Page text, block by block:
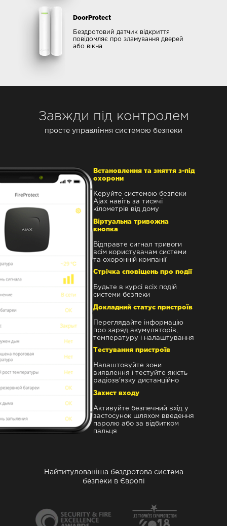
DoorProtect
Бездротовий датчик відкриття
повідомляє про зламування дверей
або вікна
Завжди під контролем
просте управління системою безпеки
Найтитулованіша бездротова система
безпеки в Європі
Встановлення та зняття з-під
охорони
Керуйте системою безпеки
Ajax навіть за тисячі
кілометрів від дому
Віртуальна тривожна
кнопка
Відправте сигнал тривоги
всім користувачам системи
та охоронній компанії
Стрічка сповіщень про події
Будьте в курсі всіх подій
системи безпеки
Докладний статус пристроїв
Переглядайте інформацію
про заряд акумуляторів,
температуру і налаштування
Тестування пристроїв
Налаштовуйте зони
виявлення і тестуйте якість
радіозв'язку дистанційно
Захист входу
Активуйте безпечний вхід у
застосунок шляхом введення
паролю або за відбитком
пальця